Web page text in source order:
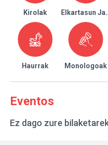
Kirolak Elkartasun
Haurrak Monologoak
Eventos
Ez dago zure